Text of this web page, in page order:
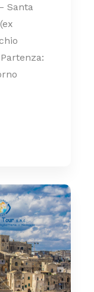
Santa